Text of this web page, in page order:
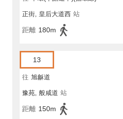
正街, 皇后大道西 站
距離 180m
13
往 旭龢道
豫苑, 般咸道 站
距離 150m